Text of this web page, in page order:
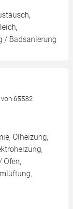
/ Badsanierung
65582
Ölheizung,
Ofen,